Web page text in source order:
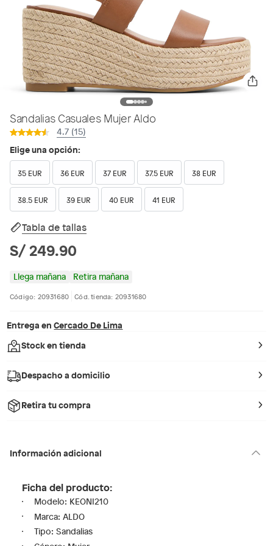
Sandalias Casuales Mujer Aldo
4.7 (15)
Elige una opción:
35 EUR 36 EUR 37 EUR 37.5 EUR 38 EUR
38.5 EUR 39 EUR 40 EUR 41 EUR
Tabla de tallas
S/ 249.90
Llega mañana Retira mañana
Código: 20931680 Cód. tienda: 20931680
Entrega en Cercado De Lima
Stock en tienda
Despacho a domicilio
Retira tu compra
Información adicional
Ficha del producto:
Modelo: KEONI210
Marca: ALDO
Tipo: Sandalias